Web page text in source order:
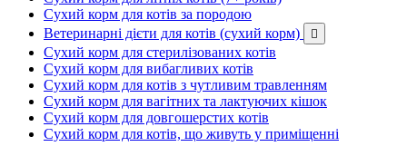
Сухий корм для котів за породою
Ветеринарні дієти для котів (сухий корм)

Сухий корм для стерилізованих котів
Сухий корм для вибагливих котів
Сухий корм для котів з чутливим травленням
Сухий корм для вагітних та лактуючих кішок
Сухий корм для довгошерстих котів
Сухий корм для котів, що живуть у приміщенні